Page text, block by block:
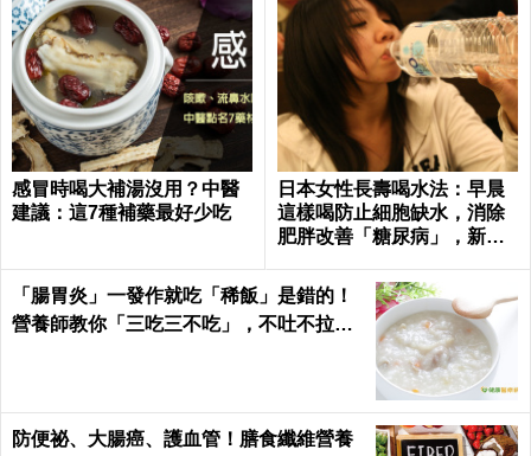
感冒時喝大補湯沒用？中醫
建議：這7種補藥最好少吃
日本女性長壽喝水法：早晨
這樣喝防止細胞缺水，消除
肥胖改善「糖尿病」，新陳
「腸胃炎」一發作就吃「稀飯」是錯的！
營養師教你「三吃三不吃」，不吐不拉、
防便祕、大腸癌、護血管！膳食纖維營養